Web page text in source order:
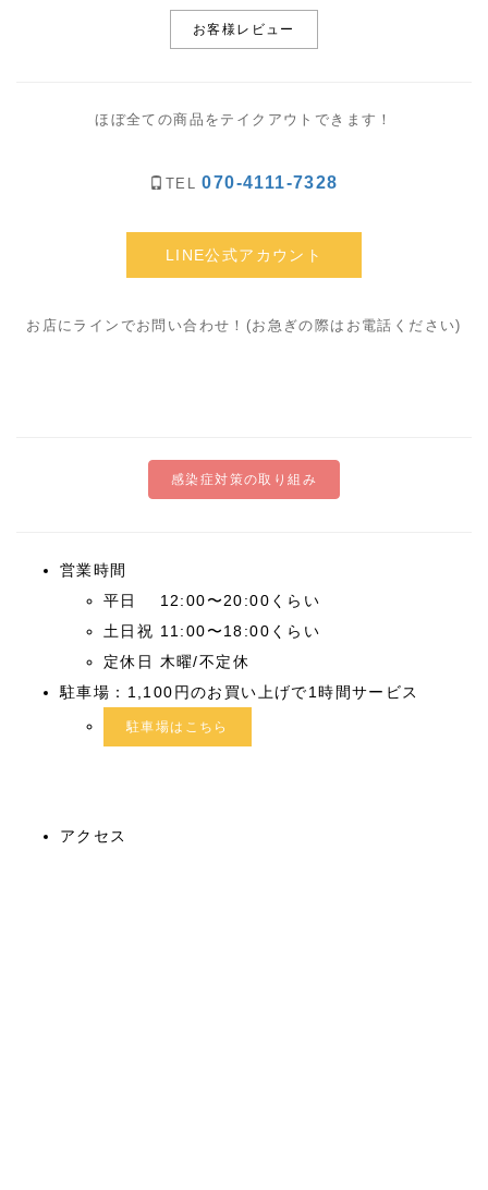
お客様レビュー
ほぼ全ての商品をテイクアウトできます！
TEL070-4111-7328
LINE公式アカウント
お店にラインでお問い合わせ！(お急ぎの際はお電話ください)
感染症対策の取り組み
営業時間
平日 12:00〜20:00くらい
土日祝 11:00〜18:00くらい
定休日 木曜/不定休
駐車場：1,100円のお買い上げで1時間サービス
駐車場はこちら
アクセス